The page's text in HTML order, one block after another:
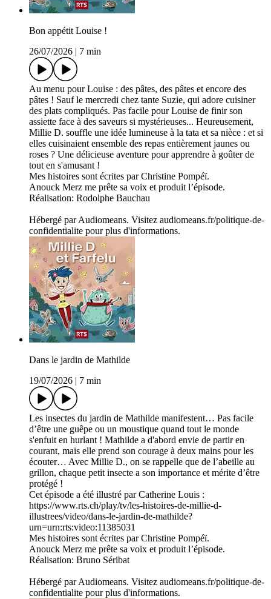
Bon appétit Louise !
26/07/2026
7 min
Au menu pour Louise : des pâtes, des pâtes et encore des
pâtes ! Sauf le mercredi chez tante Suzie, qui adore cuisiner
des plats compliqués. Pas facile pour Louise de finir son
assiette face à des saveurs si mystérieuses... Heureusement,
Millie D. souffle une idée lumineuse à la tata et sa nièce : et si
elles cuisinaient ensemble des repas entièrement jaunes ou
roses ? Une délicieuse aventure pour apprendre à goûter de
tout en s'amusant !
Mes histoires sont écrites par Christine Pompéï.
Anouck Merz me prête sa voix et produit l’épisode.
Réalisation: Rodolphe Bauchau
Hébergé par Audiomeans. Visitez audiomeans.fr/politique-de-
confidentialite pour plus d'informations.
Dans le jardin de Mathilde
19/07/2026
7 min
Les insectes du jardin de Mathilde manifestent… Pas facile
d’être une guêpe ou un moustique quand tout le monde
s'enfuit en hurlant ! Mathilde a d'abord envie de partir en
courant, mais elle prend son courage à deux mains pour les
écouter… Avec Millie D., on se rappelle que de l’abeille au
grillon, chaque petit insecte a son importance et mérite d’être
protégé !
Cet épisode a été illustré par Catherine Louis :
https://www.rts.ch/play/tv/les-histoires-de-millie-d-
illustrees/video/dans-le-jardin-de-mathilde?
urn=urn:rts:video:11385031
Mes histoires sont écrites par Christine Pompéï.
Anouck Merz me prête sa voix et produit l’épisode.
Réalisation: Bruno Séribat
Hébergé par Audiomeans. Visitez audiomeans.fr/politique-de-
confidentialite pour plus d'informations.